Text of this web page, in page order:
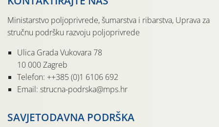
Ministarstvo poljoprivrede, šumarstva i ribarstva, Uprava za
stručnu podršku razvoju poljoprivrede
Ulica Grada Vukovara 78
10 000 Zagreb
Telefon: ++385 (0)1 6106 692
Email: strucna-podrska@mps.hr
SAVJETODAVNA PODRŠKA